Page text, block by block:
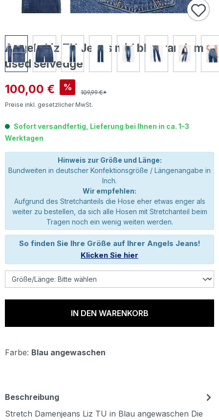
Angels Liz TU Jeans mid blue random
used selvedge
Verkaufspreis:
100,00 € %
109,99 €*
Preise inkl. gesetzlicher MwSt.
Sofort versandfertig, Lieferung bei Ihnen in ca. 1-3
Werktagen
Hinweis zur Größe und Länge:
Bundweiten in deutscher Konfektionsgröße / Längenangabe in
Inch.
Wir empfehlen:
Aufgrund des Stretchanteils die Hose eher etwas enger als
weiter zu bestellen, da sich alle Hosen mit Stretchanteil beim
Tragen noch ein wenig weiten werden.
So finden Sie Ihre Größe auf Ihrer Angels Jeans!
Klicken Sie hier
IN DEN WARENKORB
Farbe: Blau angewaschen
Beschreibung
Stretch Damenjeans Liz TU in Blau angewaschen Die